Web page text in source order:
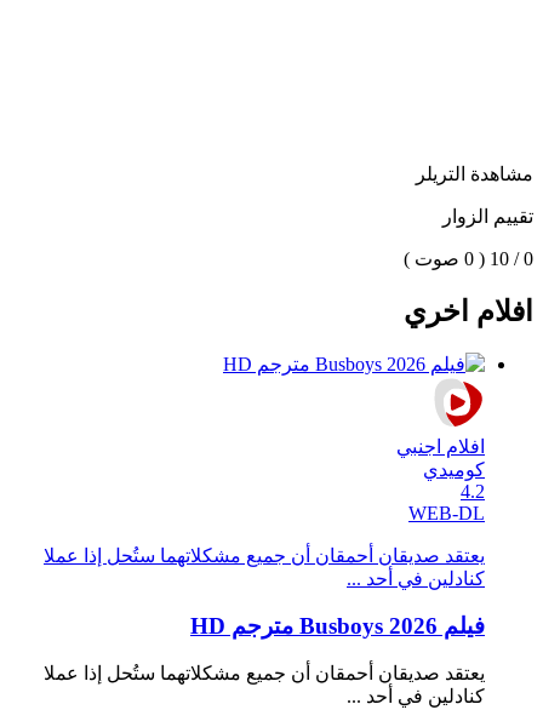
مشاهدة التريلر
تقييم الزوار
0 / 10 ( 0 صوت )
افلام اخري
افلام اجنبي
كوميدي
4.2
WEB-DL
يعتقد صديقان أحمقان أن جميع مشكلاتهما ستُحل إذا عملا
كنادلين في أحد ...
فيلم Busboys 2026 مترجم HD
يعتقد صديقان أحمقان أن جميع مشكلاتهما ستُحل إذا عملا
كنادلين في أحد ...